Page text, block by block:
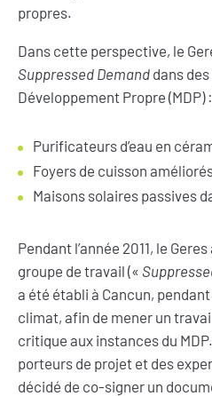
propres.
Dans cette perspective, le
Suppressed Demand dans
Développement Propre (MDP) :
Purificateurs d’eau en
Foyers de cuisson
Maisons solaires passives
Pendant l’année 2011, le
groupe de travail («
a été établi à Cancun,
climat, afin de mener un
critique aux instances du
porteurs de projet et des
décidé de co-signer un